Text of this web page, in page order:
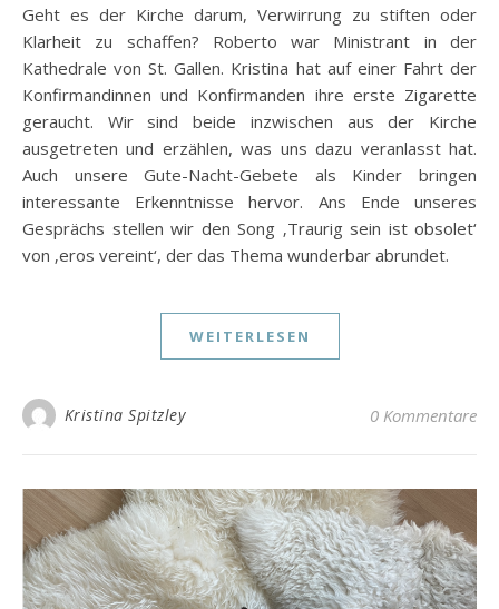
Geht es der Kirche darum, Verwirrung zu stiften oder
Klarheit zu schaffen? Roberto war Ministrant in der
Kathedrale von St. Gallen. Kristina hat auf einer Fahrt der
Konfirmandinnen und Konfirmanden ihre erste Zigarette
geraucht. Wir sind beide inzwischen aus der Kirche
ausgetreten und erzählen, was uns dazu veranlasst hat.
Auch unsere Gute-Nacht-Gebete als Kinder bringen
interessante Erkenntnisse hervor. Ans Ende unseres
Gesprächs stellen wir den Song ‚Traurig sein ist obsolet‘
von ‚eros vereint‘, der das Thema wunderbar abrundet.
WEITERLESEN
Kristina Spitzley 0 Kommentare